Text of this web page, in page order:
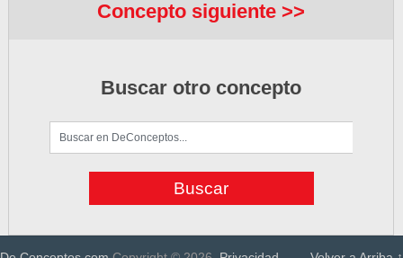
Concepto siguiente >>
Buscar otro concepto